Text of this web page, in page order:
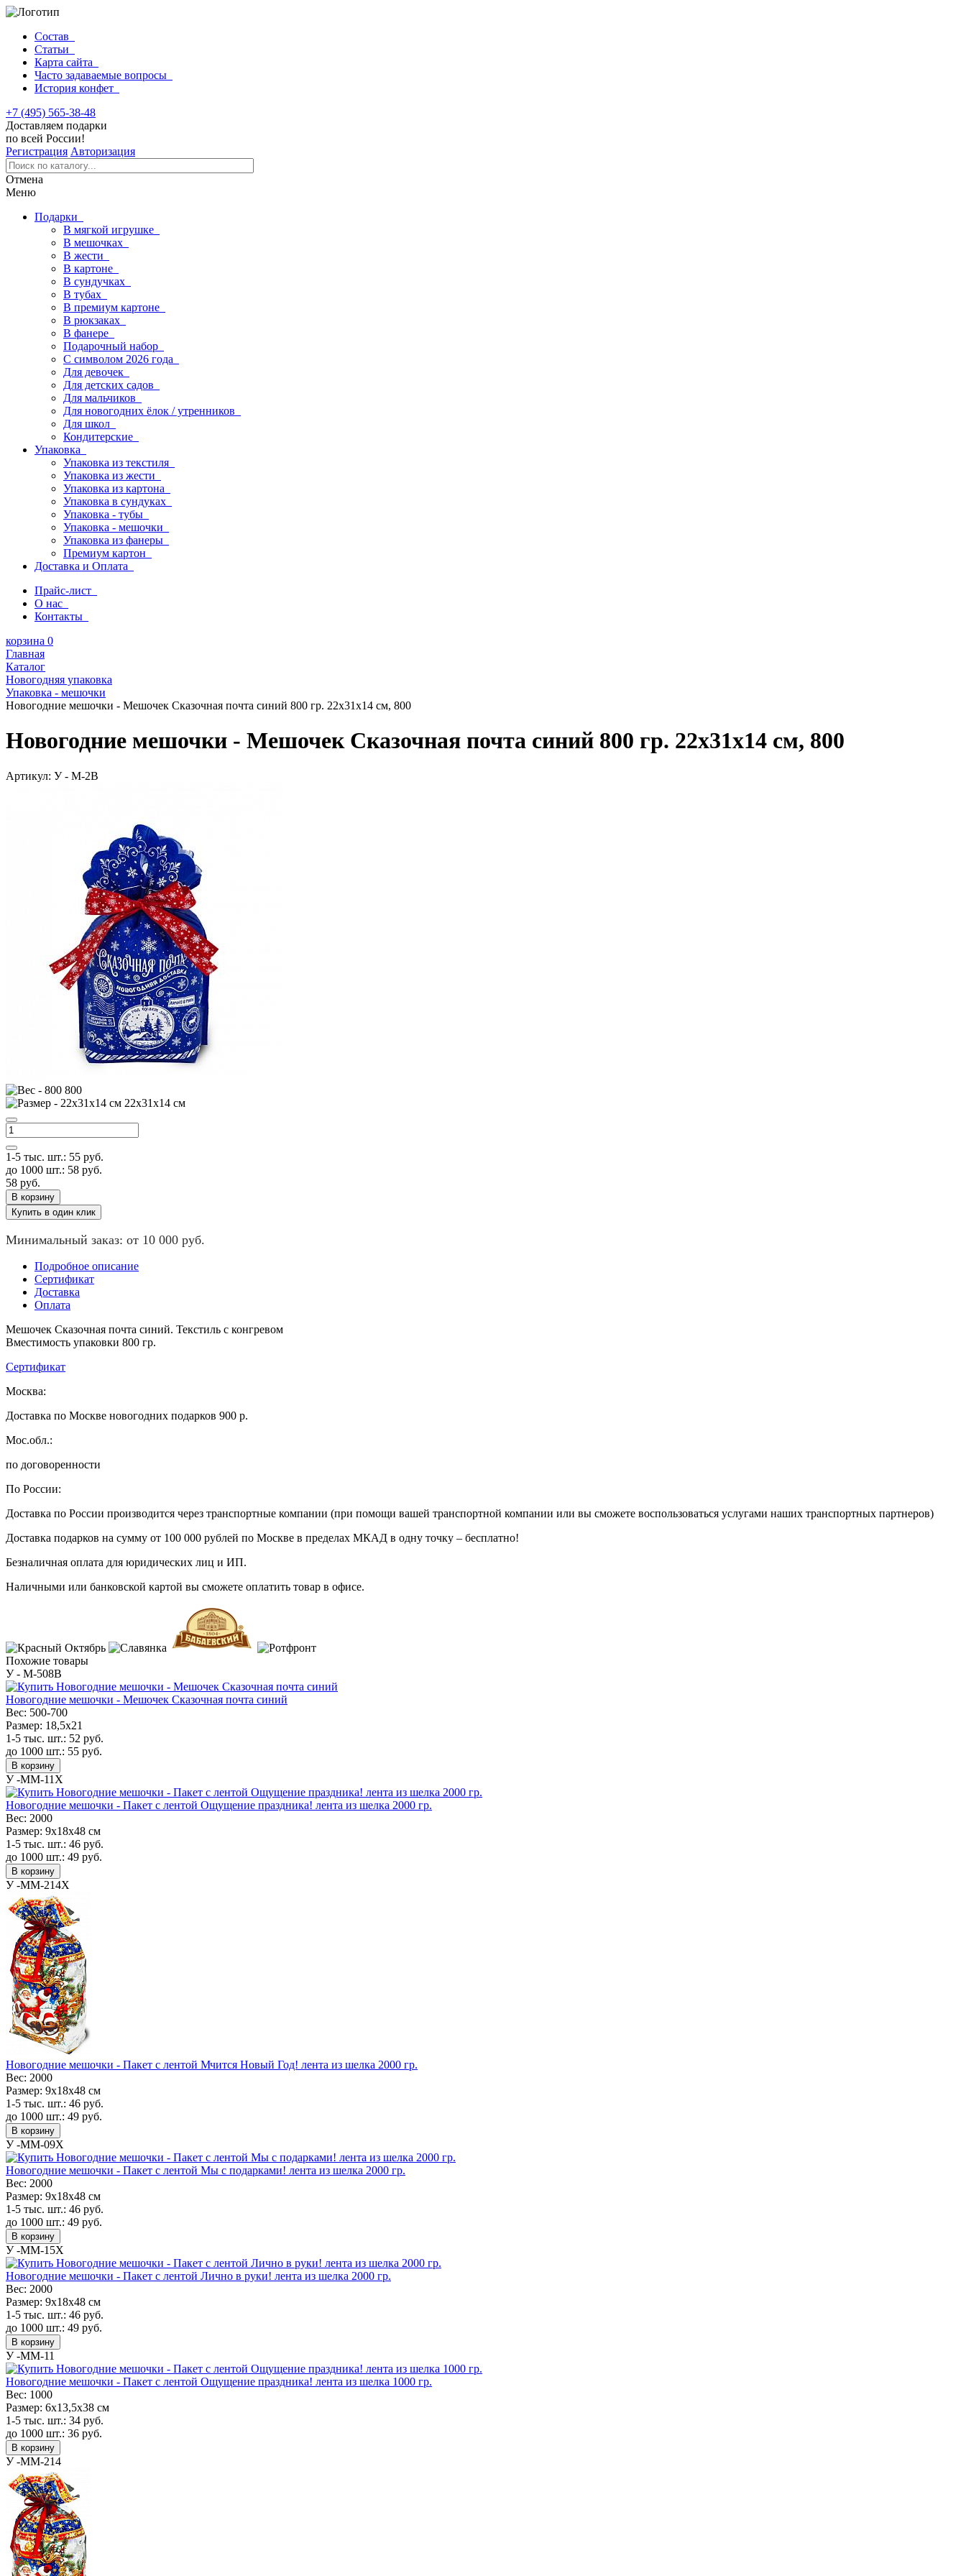
Состав
Статьи
Карта сайта
Часто задаваемые вопросы
История конфет
+7 (495) 565-38-48
Доставляем подарки
по всей России!
Регистрация Авторизация
Отмена
Меню
Подарки
В мягкой игрушке
В мешочках
В жести
В картоне
В сундучках
В тубах
В премиум картоне
В рюкзаках
В фанере
Подарочный набор
С символом 2026 года
Для девочек
Для детских садов
Для мальчиков
Для новогодних ёлок / утренников
Для школ
Кондитерские
Упаковка
Упаковка из текстиля
Упаковка из жести
Упаковка из картона
Упаковка в сундуках
Упаковка - тубы
Упаковка - мешочки
Упаковка из фанеры
Премиум картон
Доставка и Оплата
Прайс-лист
О нас
Контакты
корзина 0
Главная
Каталог
Новогодняя упаковка
Упаковка - мешочки
Новогодние мешочки - Мешочек Сказочная почта синий 800 гр. 22х31х14 см, 800
Новогодние мешочки - Мешочек Сказочная почта синий 800 гр. 22х31х14 см, 800
Артикул: У - M-2B
800
22х31х14 см
1-5 тыс. шт.: 55 руб.
до 1000 шт.: 58 руб.
58 руб.
В корзину
Купить в один клик
Минимальный заказ: от 10 000 руб.
Подробное описание
Сертификат
Доставка
Оплата
Мешочек Сказочная почта синий. Текстиль с конгревом
Вместимость упаковки 800 гр.
Сертификат
Москва:
Доставка по Москве новогодних подарков 900 р.
Мос.обл.:
по договоренности
По России:
Доставка по России производится через транспортные компании (при помощи вашей транспортной компании или вы сможете воспользоваться услугами наших транспортных партнеров)
Доставка подарков на сумму от 100 000 рублей по Москве в пределах МКАД в одну точку – бесплатно!
Безналичная оплата для юридических лиц и ИП.
Наличными или банковской картой вы сможете оплатить товар в офисе.
Похожие товары
У - M-508B
Новогодние мешочки - Мешочек Сказочная почта синий
Вес: 500-700
Размер: 18,5х21
1-5 тыс. шт.: 52 руб.
до 1000 шт.: 55 руб.
В корзину
У -MM-11X
Новогодние мешочки - Пакет с лентой Ощущение праздника! лента из шелка 2000 гр.
Вес: 2000
Размер: 9х18х48 см
1-5 тыс. шт.: 46 руб.
до 1000 шт.: 49 руб.
В корзину
У -MM-214X
Новогодние мешочки - Пакет с лентой Мчится Новый Год! лента из шелка 2000 гр.
Вес: 2000
Размер: 9х18х48 см
1-5 тыс. шт.: 46 руб.
до 1000 шт.: 49 руб.
В корзину
У -MM-09X
Новогодние мешочки - Пакет с лентой Мы с подарками! лента из шелка 2000 гр.
Вес: 2000
Размер: 9х18х48 см
1-5 тыс. шт.: 46 руб.
до 1000 шт.: 49 руб.
В корзину
У -MM-15X
Новогодние мешочки - Пакет с лентой Лично в руки! лента из шелка 2000 гр.
Вес: 2000
Размер: 9х18х48 см
1-5 тыс. шт.: 46 руб.
до 1000 шт.: 49 руб.
В корзину
У -MM-11
Новогодние мешочки - Пакет с лентой Ощущение праздника! лента из шелка 1000 гр.
Вес: 1000
Размер: 6х13,5х38 см
1-5 тыс. шт.: 34 руб.
до 1000 шт.: 36 руб.
В корзину
У -MM-214